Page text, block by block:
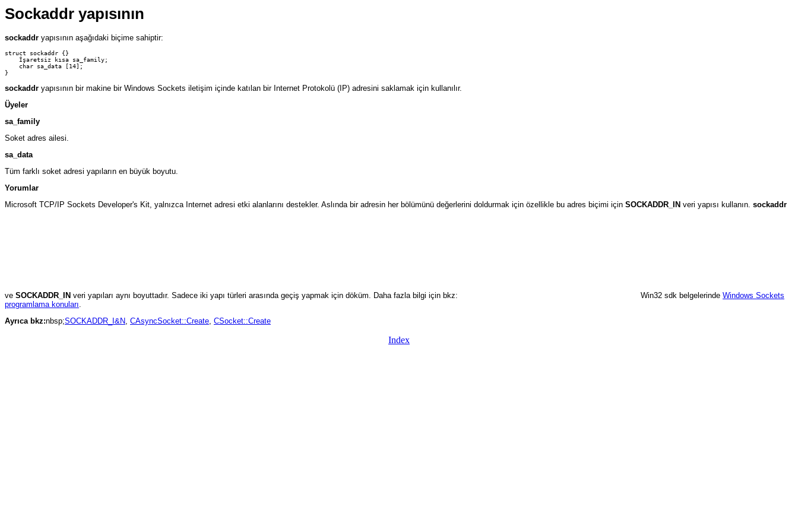
Sockaddr yapısının
sockaddr yapısının aşağıdaki biçime sahiptir:
struct sockaddr {}
İşaretsiz kısa sa_family;
char sa_data [14];
sockaddr yapısının bir makine bir Windows Sockets iletişim içinde katılan bir Internet Protokolü (IP) adresini saklamak için kullanılır.
Üyeler
sa_family
Soket adres ailesi.
sa_data
Tüm farklı soket adresi yapıların en büyük boyutu.
Yorumlar
Microsoft TCP/IP Sockets Developer's Kit, yalnızca Internet adresi etki alanlarını destekler. Aslında bir adresin her bölümünü değerlerini doldurmak için özellikle bu adres biçimi için SOCKADDR_IN veri yapısı kullanın. sockaddr
ve SOCKADDR_IN veri yapıları aynı boyuttadır. Sadece iki yapı türleri arasında geçiş yapmak için döküm. Daha fazla bilgi için bkz: Win32 sdk belgelerinde Windows Sockets
programlama konuları.
Ayrıca bkz:nbsp;SOCKADDR_I&N, CAsyncSocket::Create, CSocket::Create
Index